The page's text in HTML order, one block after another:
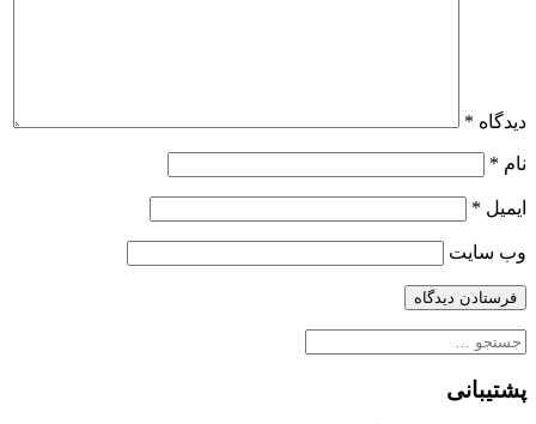
دیدگاه *
نام *
ایمیل *
وب‌ سایت
جستجو
پشتیبانی